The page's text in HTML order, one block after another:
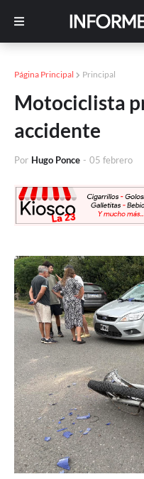
Página Principal Principal
Motociclista
accidente
Por Hugo Ponce - 05 febrero